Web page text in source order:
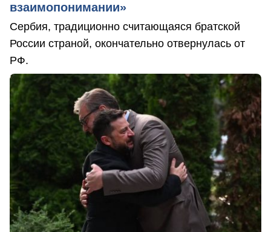
взаимопонимании»
Сербия, традиционно считающаяся братской
России страной, окончательно отвернулась от
РФ.